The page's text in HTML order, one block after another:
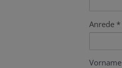
Anrede
Vorname